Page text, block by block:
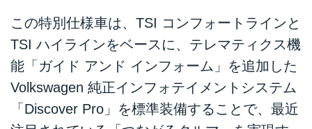
この特別仕様車は、TSI コンフォートラインと
TSI ハイラインをベースに、テレマティクス機
能「ガイド アンド インフォーム」を追加した
Volkswagen 純正インフォテイメントシステム
「Discover Pro」を標準装備することで、最近